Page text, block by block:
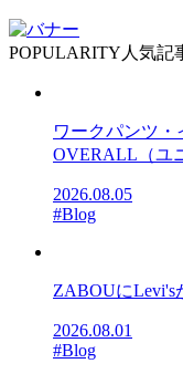
POPULARITY 人気記
ワークパンツ
OVERALL（ユ
2026.08.05
#Blog
ZABOUにLevi's
2026.08.01
#Blog